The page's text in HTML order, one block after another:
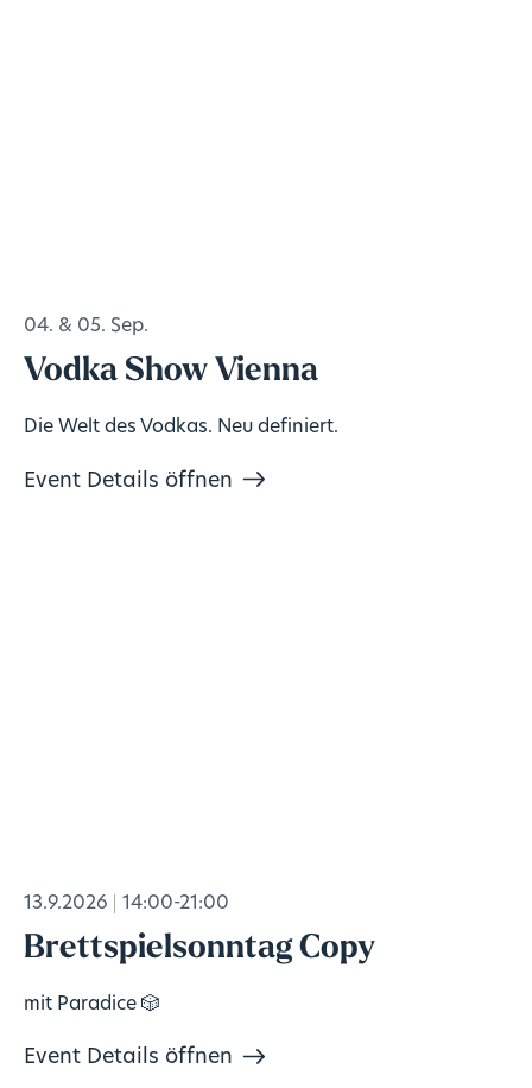
04. & 05. Sep.
Vodka Show Vienna
Die Welt des Vodkas. Neu definiert.
Event Details öffnen
13.9.2026 14:00-21:00
Brettspielsonntag Copy
mit Paradice 🎲
Event Details öffnen